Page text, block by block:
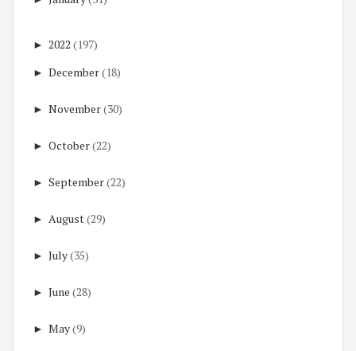
► 2022 (197)
► December(18)
► November(30)
► October(22)
► September(22)
► August(29)
► July(35)
► June (28)
► May(9)